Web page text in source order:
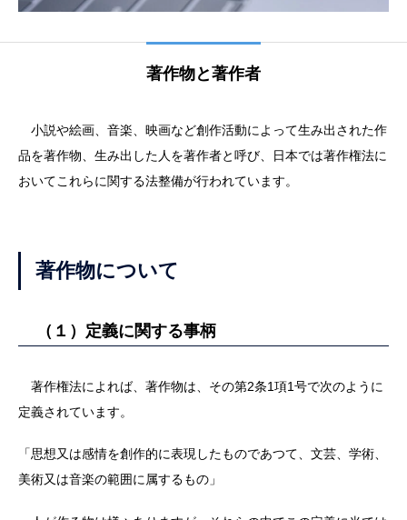
著作物と著作者
小説や絵画、音楽、映画など創作活動によって生み出された作
品を著作物、生み出した人を著作者と呼び、日本では著作権法に
おいてこれらに関する法整備が行われています。
著作物について
（１）定義に関する事柄
著作権法によれば、著作物は、その第2条1項1号で次のように
定義されています。
「思想又は感情を創作的に表現したものであつて、文芸、学術、
美術又は音楽の範囲に属するもの」